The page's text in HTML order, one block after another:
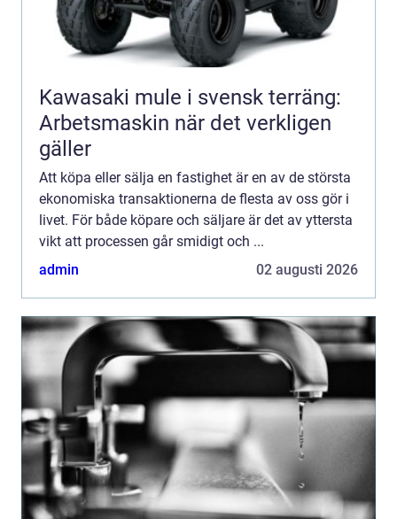
Kawasaki mule i svensk terräng:
Arbetsmaskin när det verkligen
gäller
Att köpa eller sälja en fastighet är en av de största
ekonomiska transaktionerna de flesta av oss gör i
livet. För både köpare och säljare är det av yttersta
vikt att processen går smidigt och ...
admin
02 augusti 2026